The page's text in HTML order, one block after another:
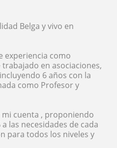
Belga y vivo en
experiencia como
en asociaciones,
6 años con la
como Profesor y
cuenta , proponiendo
las necesidades de cada
para todos los niveles y